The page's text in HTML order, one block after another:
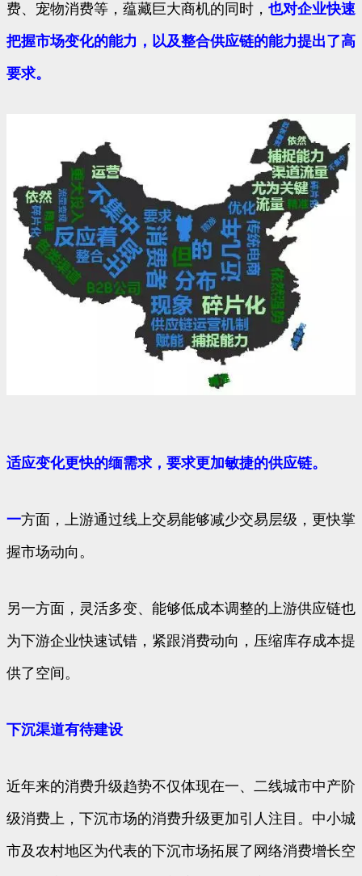
费、宠物消费等，蕴藏巨大商机的同时， 也对企业快速
把握市场变化的能力，以及整合供应链的能力提出了高
要求。
适应变化更快的缅需求，要求更加敏捷的供应链。
一方面，上游通过线上交易能够减少交易层级，更快掌
握市场动向。
另一方面，灵活多变、能够低成本调整的上游供应链也
为下游企业快速试错，紧跟消费动向，压缩库存成本提
供了空间。
下沉渠道有待建设
近年来的消费升级趋势不仅体现在一、二线城市中产阶
级消费上，下沉市场的消费升级更加引人注目。中小城
市及农村地区为代表的下沉市场拓展了网络消费增长空